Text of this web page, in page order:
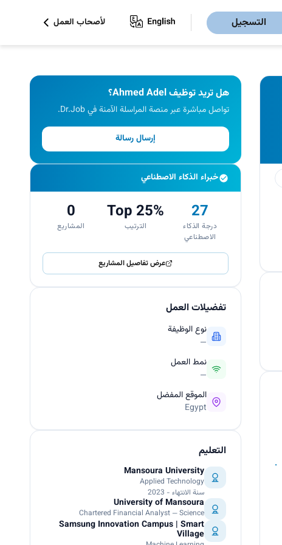
التسجيل لأصحاب العمل
هل تريد توظيف Ahmed Adel؟
تواصل مباشرة عبر منصة المراسلة الآمنة في Dr.Job.
إرسال رسالة
خبراء الذكاء الاصطناعي
27
درجة الذكاء
الاصطناعي
Top 25%
الترتيب
0
المشاريع
عرض تفاصيل المشاريع
تفضيلات العمل
نوع الوظيفة
—
نمط العمل
—
الموقع المفضل
Egypt
التعليم
Mansoura University
Applied Technology
سنة الانتهاء - 2023
University of Mansoura
Chartered Financial Analyst — Science
Samsung Innovation Campus | Smart
Village